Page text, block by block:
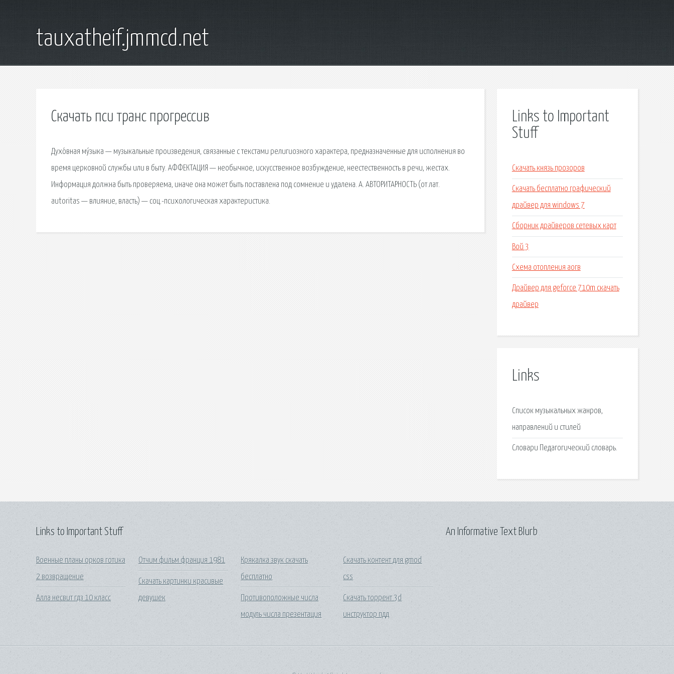
tauxatheif.jmmcd.net
Скачать пси транс прогрессив
Духо́вная му́зыка — музыкальные произведения, связанные с текстами религиозного характера, предназначенные для исполнения во
время церковной службы или в быту. АФФЕКТАЦИЯ — необычное, искусственное возбуждение, не­естественность в речи, жестах.
Информация должна быть проверяема, иначе она может быть поставлена под сомнение и удалена. А. АВТОРИТАРНОСТЬ (от лат.
autoritas — влияние, власть) — соц.-психологическая характеристика.
Links to Important
Stuff
Скачать князь прозоров
Скачать бесплатно графический
драйвер для windows 7
Сборник драйверов сетевых карт
Вой 3
Схема отопления аогв
Драйвер для geforce 710m скачать
драйвер
Links
Список музыкальных жанров,
направлений и стилей
Словари Педагогический словарь.
Links to Important Stuff
Военные планы орков готика
2 возвращение
Алла несвит гдз 10 класс
Отчим фильм франция 1981
Скачать картинки красивые
девушек
Крякалка звук скачать
бесплатно
Противоположные числа
модуль числа презентация
Скачать контент для gmod
css
Скачать торрент 3d
инструктор пдд
An Informative Text Blurb